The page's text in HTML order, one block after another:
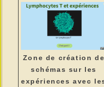
Zone de création de
schémas sur les
expériences avec